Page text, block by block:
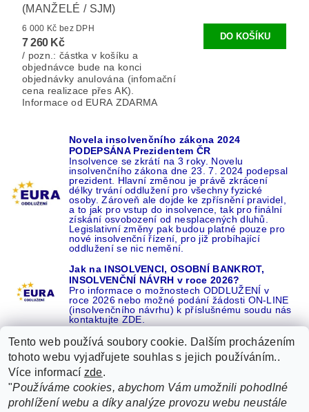
(MANŽELÉ / SJM)
6 000 Kč bez DPH
7 260 Kč
/ pozn.: částka v košíku a
objednávce bude na konci
objednávky anulována (infomační
cena realizace přes AK).
Informace od EURA ZDARMA
Novela insolvenčního zákona 2024
PODEPSÁNA Prezidentem ČR
Insolvence se zkrátí na 3 roky. Novelu
insolvenčního zákona dne 23. 7. 2024 podepsal
prezident. Hlavní změnou je právě zkrácení
délky trvání oddlužení pro všechny fyzické
osoby. Zároveň ale dojde ke zpřísnění pravidel,
a to jak pro vstup do insolvence, tak pro finální
získání osvobození od nesplacených dluhů.
Legislativní změny pak budou platné pouze pro
nové insolvenční řízení, pro již probíhající
oddlužení se nic nemění.
Jak na INSOLVENCI, OSOBNÍ BANKROT,
INSOLVENČNÍ NÁVRH v roce 2026?
Pro informace o možnostech ODDLUŽENÍ v
roce 2026 nebo možné podání žádosti ON-LINE
(insolvenčního návrhu) k příslušnému soudu nás
kontaktujte ZDE.
Recenze o NÁS na GOOGLE 16 let REFERENCÍ v celé ČR |
Recenze o NÁS na SEZNAMU |
ŽÁDEJTE život BEZ DLUHŮ nebo EXEKUCÍ ZDE
Tento web používá soubory cookie. Dalším procházením
tohoto webu vyjadřujete souhlas s jejich používáním..
Více informací zde.
"Používáme cookies, abychom Vám umožnili pohodlné
prohlížení webu a díky analýze provozu webu neustále